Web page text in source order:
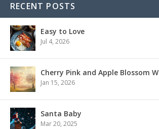
RECENT POSTS
Easy to Love
Jul 4, 2026
Cherry Pink and Apple Blossom
Jan 15, 2026
Santa Baby
Mar 20, 2025